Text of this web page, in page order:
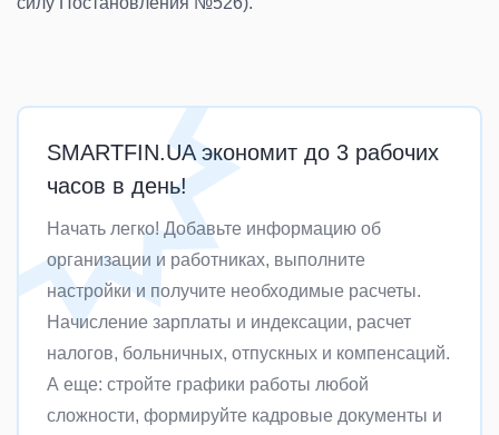
SMARTFIN.UA экономит до 3 рабочих
часов в день!
Начать легко! Добавьте информацию об
организации и работниках, выполните
настройки и получите необходимые расчеты.
Начисление зарплаты и индексации, расчет
налогов, больничных, отпускных и компенсаций.
А еще: стройте графики работы любой
сложности, формируйте кадровые документы и